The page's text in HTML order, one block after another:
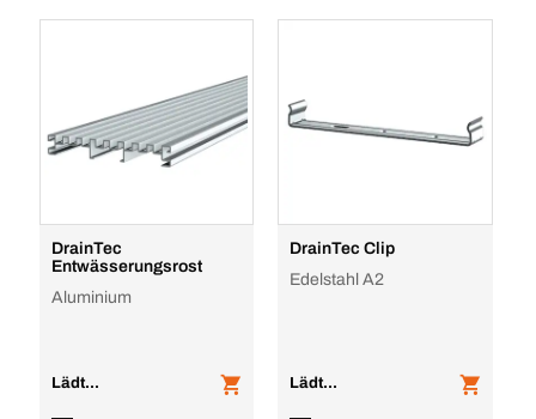
DrainTec
Entwässerungsrost
Aluminium
Lädt...
DrainTec Clip
Edelstahl A2
Lädt...